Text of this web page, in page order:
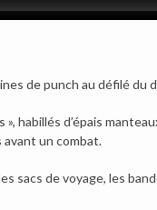
de punch au défilé du
habillés d’épais
un combat.
sacs de voyage, les